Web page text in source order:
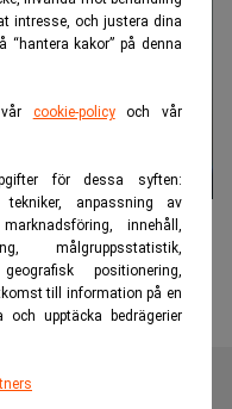
intresse, och justera dina
kakor” på denna
cookie-policyoch vår
för dessa syften:
anpassning av
innehåll,
målgruppsstatistik,
positionering,
till information på en
och upptäcka bedrägerier